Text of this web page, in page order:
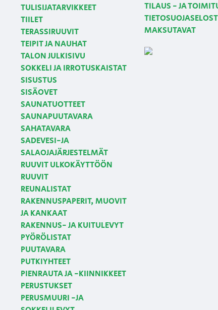
TULISIJATARVIKKEET
TIILET
TERASSIRUUVIT
TEIPIT JA NAUHAT
TALON JULKISIVU
SOKKELI JA IRROTUSKAISTAT
SISUSTUS
SISÄOVET
SAUNATUOTTEET
SAUNAPUUTAVARA
SAHATAVARA
SADEVESI-JA
SALAOJAJÄRJESTELMÄT
RUUVIT ULKOKÄYTTÖÖN
RUUVIT
REUNALISTAT
RAKENNUSPAPERIT, MUOVIT
JA KANKAAT
RAKENNUS- JA KUITULEVYT
PYÖRÖLISTAT
PUUTAVARA
PUTKIYHTEET
PIENRAUTA JA -KIINNIKKEET
PERUSTUKSET
PERUSMUURI -JA
TILAUS - JA
MAKSUTAVAT